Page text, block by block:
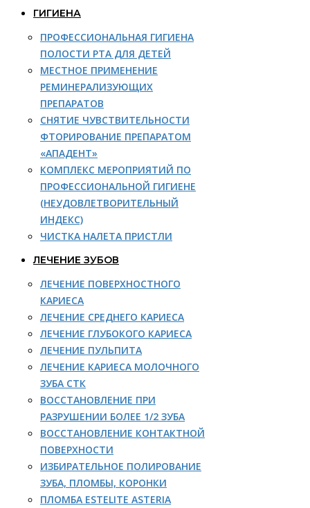
ГИГИЕНА
ПРОФЕССИОНАЛЬНАЯ ГИГИЕНА
ПОЛОСТИ РТА ДЛЯ ДЕТЕЙ
МЕСТНОЕ ПРИМЕНЕНИЕ
РЕМИНЕРАЛИЗУЮЩИХ
ПРЕПАРАТОВ
СНЯТИЕ ЧУВСТВИТЕЛЬНОСТИ
ФТОРИРОВАНИЕ ПРЕПАРАТОМ
«АПАДЕНТ»
КОМПЛЕКС МЕРОПРИЯТИЙ ПО
ПРОФЕССИОНАЛЬНОЙ ГИГИЕНЕ
(НЕУДОВЛЕТВОРИТЕЛЬНЫЙ
ИНДЕКС)
ЧИСТКА НАЛЕТА ПРИСТЛИ
ЛЕЧЕНИЕ ЗУБОВ
ЛЕЧЕНИЕ ПОВЕРХНОСТНОГО
КАРИЕСА
ЛЕЧЕНИЕ СРЕДНЕГО КАРИЕСА
ЛЕЧЕНИЕ ГЛУБОКОГО КАРИЕСА
ЛЕЧЕНИЕ ПУЛЬПИТА
ЛЕЧЕНИЕ КАРИЕСА МОЛОЧНОГО
ЗУБА СТК
ВОССТАНОВЛЕНИЕ ПРИ
РАЗРУШЕНИИ БОЛЕЕ 1/2 ЗУБА
ВОССТАНОВЛЕНИЕ КОНТАКТНОЙ
ПОВЕРХНОСТИ
ИЗБИРАТЕЛЬНОЕ ПОЛИРОВАНИЕ
ЗУБА, ПЛОМБЫ, КОРОНКИ
ПЛОМБА ESTELITE ASTERIA